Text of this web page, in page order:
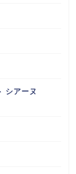
シアーヌ